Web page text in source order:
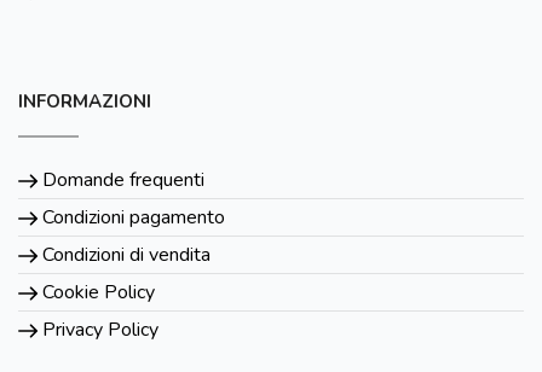
INFORMAZIONI
Domande frequenti
Condizioni pagamento
Condizioni di vendita
Cookie Policy
Privacy Policy